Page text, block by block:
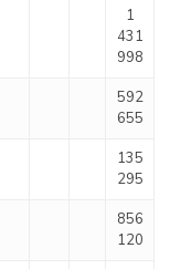
1
431
998
592
655
135
295
856
120